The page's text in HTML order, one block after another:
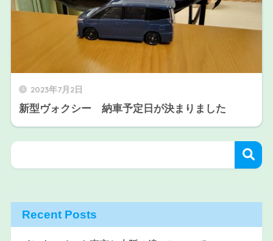
2023年7月2日
新型ヴォクシー 納車予定日が決まりました
Recent Posts